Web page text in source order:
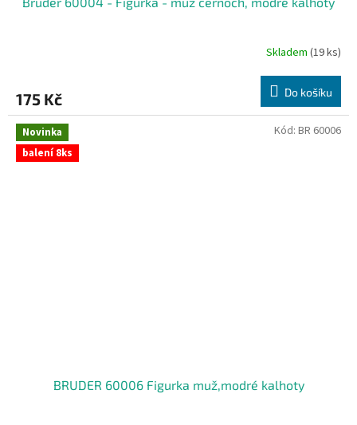
Skladem (19 ks)
175 Kč Do košíku
Novinka
balení 8ks
BRUDER 60006 Figurka muž,modré kalhoty
Kód: BR 60006